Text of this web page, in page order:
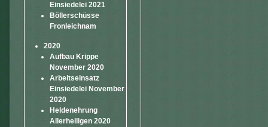
Einsiedelei 2021
Böllerschüsse
Fronleichnam
2020
Aufbau Krippe
November 2020
Arbeitseinsatz
Einsiedelei November
2020
Heldenehrung
Allerheiligen 2020